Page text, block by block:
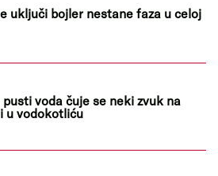
uključi bojler nestane faza u celoj
pusti voda čuje se neki zvuk na
u vodokotliću